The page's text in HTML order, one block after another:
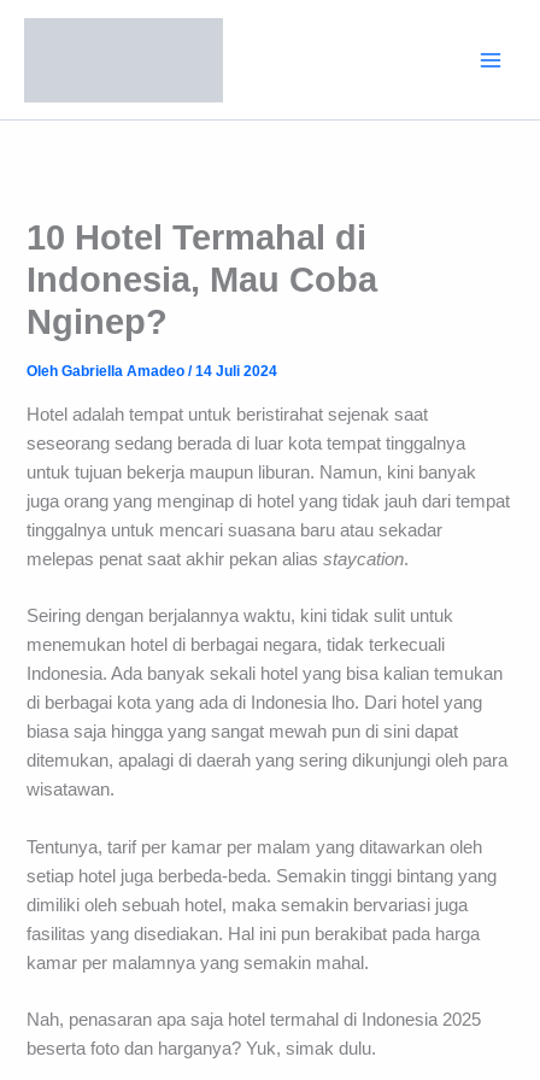
10 Hotel Termahal di
Indonesia, Mau Coba
Nginep?
OlehGabriella Amadeo/14 Juli 2024
Hotel adalah tempat untuk beristirahat sejenak saat
seseorang sedang berada di luar kota tempat tinggalnya
untuk tujuan bekerja maupun liburan. Namun, kini banyak
juga orang yang menginap di hotel yang tidak jauh dari tempat
tinggalnya untuk mencari suasana baru atau sekadar
melepas penat saat akhir pekan aliasstaycation.
Seiring dengan berjalannya waktu, kini tidak sulit untuk
menemukan hotel di berbagai negara, tidak terkecuali
Indonesia. Ada banyak sekali hotel yang bisa kalian temukan
di berbagai kota yang ada di Indonesia lho. Dari hotel yang
biasa saja hingga yang sangat mewah pun di sini dapat
ditemukan, apalagi di daerah yang sering dikunjungi oleh para
wisatawan.
Tentunya, tarif per kamar per malam yang ditawarkan oleh
setiap hotel juga berbeda-beda. Semakin tinggi bintang yang
dimiliki oleh sebuah hotel, maka semakin bervariasi juga
fasilitas yang disediakan. Hal ini pun berakibat pada harga
kamar per malamnya yang semakin mahal.
Nah, penasaran apa saja hotel termahal di Indonesia 2025
beserta foto dan harganya? Yuk, simak dulu.